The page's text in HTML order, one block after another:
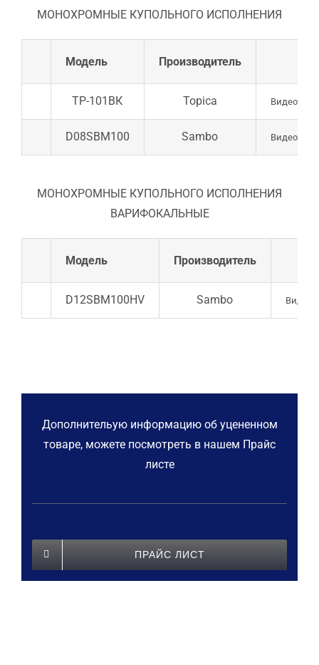
​МОНОХРОМНЫЕ КУПОЛЬНОГО ИСПОЛНЕНИЯ
Модель Производитель
TP-101ВК Topica
D08SBM100 Sambo
МОНОХРОМНЫЕ КУПОЛЬНОГО ИСПОЛНЕНИЯ
ВАРИФОКАЛЬНЫЕ​
Модель Производитель
D12SBM100HV Sambo
Дополнительую информацию об уцененном
товаре, можете посмотреть в нашем Прайс
листе
ПРАЙС ЛИСТ